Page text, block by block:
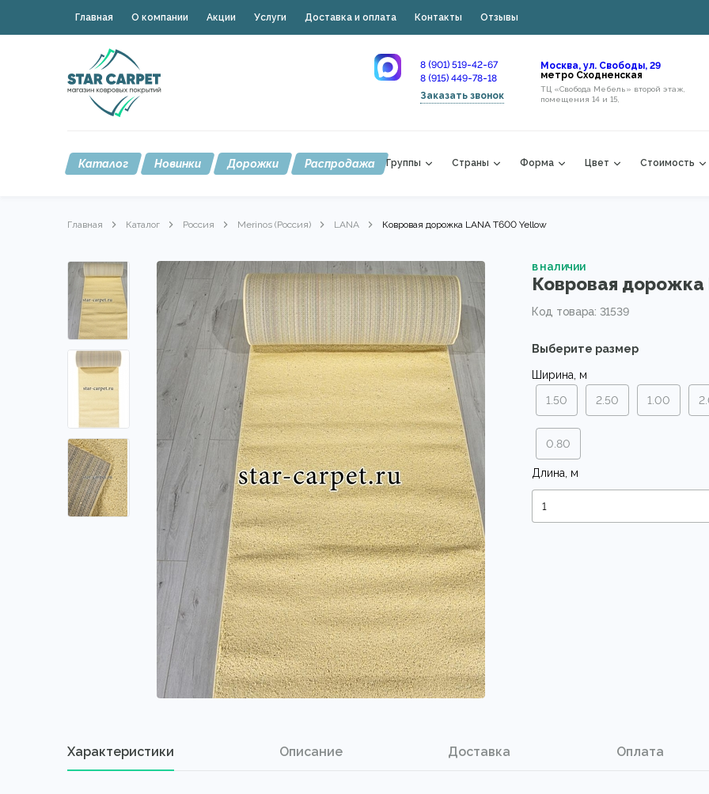
Главная О компании Акции Услуги Доставка и оплата Контакты Отзывы
8 (901) 519-42-67
8 (915) 449-78-18
Заказать звонок
Москва, ул. Свободы, 29
метро Сходненская
ТЦ «Свобода Мебель» второй этаж,
помещения 14 и 15,
Каталог Новинки Дорожки Распродажа Группы Страны Форма Цвет Стоимость
Главная Каталог Россия Merinos (Россия) LANA Ковровая дорожка LANA T600 Yellow
в наличии
Ковровая дорожка
Код товара: 31539
Выберите размер
Ширина, м
1.50
2.50 1.00
0.80
Длина, м
Характеристики Описание Доставка Оплата